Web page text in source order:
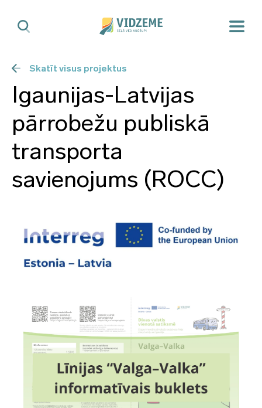
Skatīt visus projektus
Igaunijas-Latvijas
pārrobežu publiskā
transporta
savienojums (ROCC)